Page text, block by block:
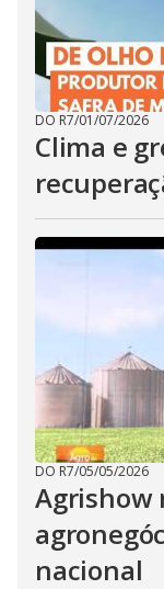
DO R7/01/07/2026
Clima e
DO R7/05/05/2026
Agrishow
nacional